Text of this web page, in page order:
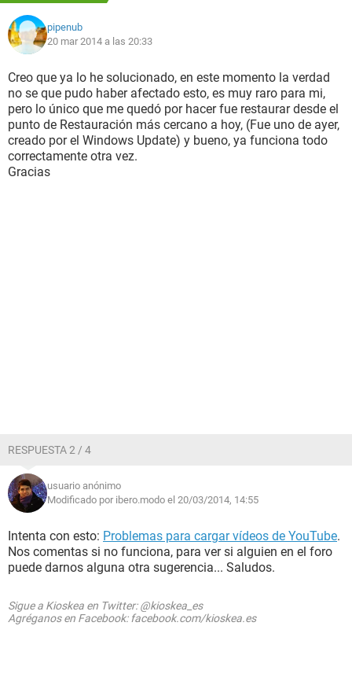
pipenub
20 mar 2014 a las 20:33
Creo que ya lo he solucionado, en este momento la verdad
no se que pudo haber afectado esto, es muy raro para mi,
pero lo único que me quedó por hacer fue restaurar desde el
punto de Restauración más cercano a hoy, (Fue uno de ayer,
creado por el Windows Update) y bueno, ya funciona todo
correctamente otra vez.
Gracias
RESPUESTA 2 / 4
usuario anónimo
Modificado por ibero.modo el 20/03/2014, 14:55
Intenta con esto: Problemas para cargar vídeos de YouTube.
Nos comentas si no funciona, para ver si alguien en el foro
puede darnos alguna otra sugerencia... Saludos.
Sigue a Kioskea en Twitter: @kioskea_es
Agréganos en Facebook: facebook.com/kioskea.es